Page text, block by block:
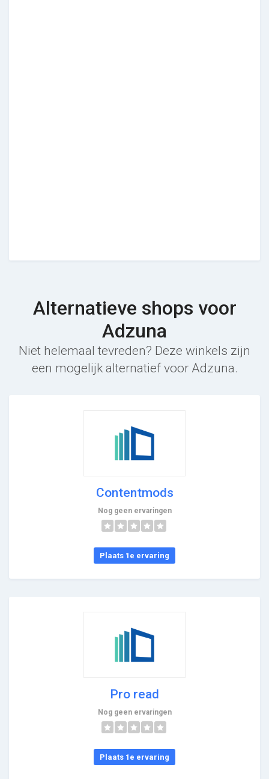
Alternatieve shops voor
Adzuna
Niet helemaal tevreden? Deze winkels zijn
een mogelijk alternatief voor Adzuna.
Contentmods
Nog geen ervaringen
Plaats 1e ervaring
Pro read
Nog geen ervaringen
Plaats 1e ervaring